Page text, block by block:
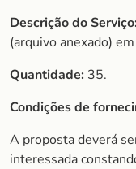
Descrição do
(arquivo anexado)
Quantidade: 35.
Condições de
A proposta deverá
interessada